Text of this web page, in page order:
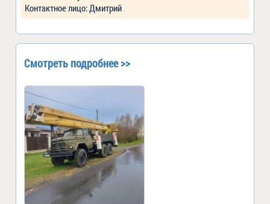
Контактное лицо: Дмитрий
Смотреть подробнее >>